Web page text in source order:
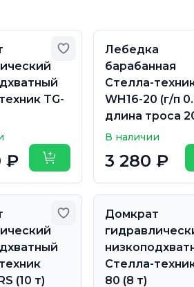
Добавить в избранное
TG-
₽ Купить
Лебедка
барабанная
Стелла-
WH16-20 (г/п
длина троса
В наличии
3 280 ₽
Добавить в избранное
(10 т)
Домкрат
Стелла-
80 (8 т)